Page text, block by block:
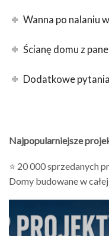
Wanna po nalaniu
Dodatkowe
Najpopularniejsze
⭐ 20 000 sprzedanych
Domy budowane w